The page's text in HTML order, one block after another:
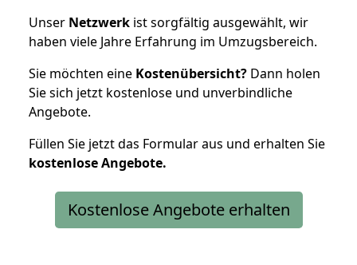
Unser Netzwerk ist sorgfältig ausgewählt, wir
haben viele Jahre Erfahrung im Umzugsbereich.
Sie möchten eine Kostenübersicht? Dann holen
Sie sich jetzt kostenlose und unverbindliche
Angebote.
Füllen Sie jetzt das Formular aus und erhalten Sie
kostenloseAngebote.
Kostenlose Angebote erhalten